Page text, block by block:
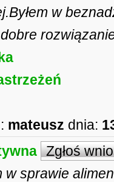
w
mateusz dnia:
Zgłoś
w sprawie